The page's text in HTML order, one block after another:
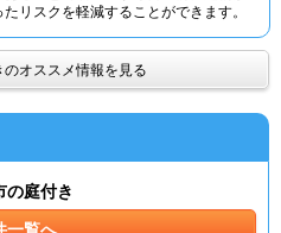
リスクを軽減することができます。
のオススメ情報を見る
の庭付き